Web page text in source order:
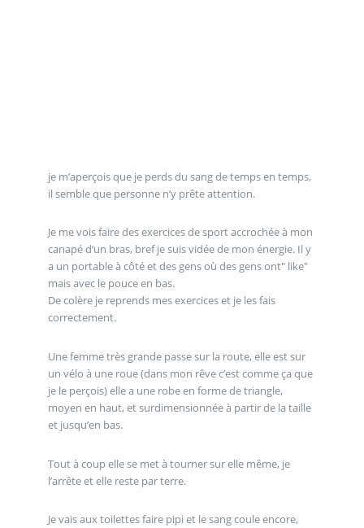
je m’aperçois que je perds du sang de temps en temps,
il semble que personne n’y prête attention.
Je me vois faire des exercices de sport accrochée à mon
canapé d’un bras, bref je suis vidée de mon énergie. Il y
a un portable à côté et des gens où des gens ont" like"
mais avec le pouce en bas.
De colère je reprends mes exercices et je les fais
correctement.
Une femme très grande passe sur la route, elle est sur
un vélo à une roue (dans mon rêve c’est comme ça que
je le perçois) elle a une robe en forme de triangle,
moyen en haut, et surdimensionnée à partir de la taille
et jusqu’en bas.
Tout à coup elle se met à tourner sur elle même, je
l’arrête et elle reste par terre.
Je vais aux toilettes faire pipi et le sang coule encore,